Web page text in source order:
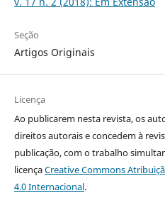
Seção
Artigos Originais
Licença
Ao publicarem nesta revista, os
direitos autorais e concedem à
publicação, com o trabalho
licençaCreative Commons
4.0 Internacional.